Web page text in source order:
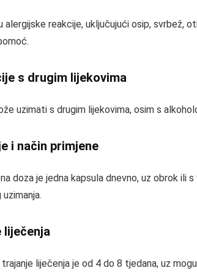
alergijske reakcije, uključujući osip, svrbež,
s drugim lijekovima
uzimati s drugim lijekovima, osim s
i način primjene
doza je jedna kapsula dnevno, uz obrok ili
liječenja
liječenja je od 4 do 8 tjedana, uz